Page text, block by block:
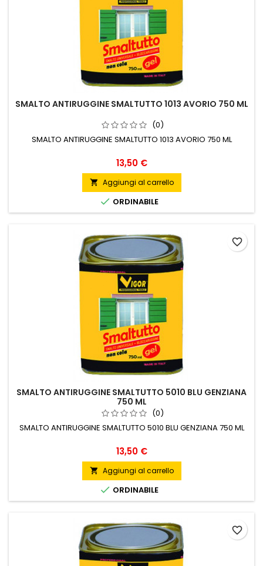
SMALTO ANTIRUGGINE SMALTUTTO 1013 AVORIO 750 ML
(0)
SMALTO ANTIRUGGINE SMALTUTTO 1013 AVORIO 750 ML
Prezzo
13,50 €
 Aggiungi al carrello
 ORDINABILE
SMALTO ANTIRUGGINE SMALTUTTO 5010 BLU GENZIANA
750 ML
(0)
SMALTO ANTIRUGGINE SMALTUTTO 5010 BLU GENZIANA 750 ML
Prezzo
13,50 €
 Aggiungi al carrello
 ORDINABILE
favorite_border
favorite_border